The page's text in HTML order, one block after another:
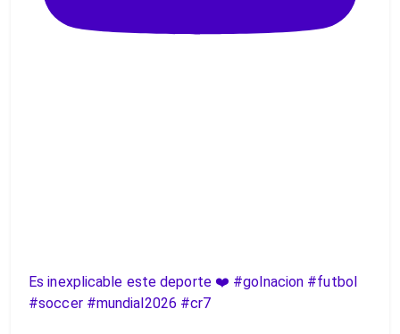
Es inexplicable este deporte ❤️ #golnacion #futbol
#soccer #mundial2026 #cr7